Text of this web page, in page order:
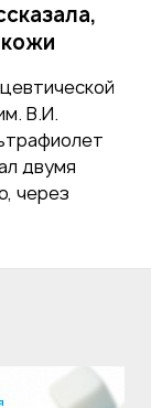
В.И.
двумя
через